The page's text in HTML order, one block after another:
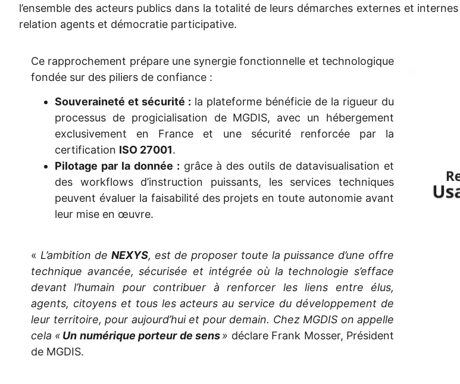
l’ensemble des acteurs publics dans la totalité de leurs démarches externes et
relation agents et démocratie participative.
Ce rapprochement prépare une synergie fonctionnelle et technologique
fondée sur des piliers de confiance :
Souveraineté et sécurité : la plateforme bénéficie de la rigueur du
processus de progicialisation de MGDIS, avec un hébergement
exclusivement en France et une sécurité renforcée par la
certification ISO 27001.
Pilotage par la donnée : grâce à des outils de datavisualisation et
des workflows d’instruction puissants, les services techniques
peuvent évaluer la faisabilité des projets en toute autonomie avant
leur mise en œuvre.
« L’ambition de NEXYS, est de proposer toute la puissance d’une offre
technique avancée, sécurisée et intégrée où la technologie s’efface
devant l’humain pour contribuer à renforcer les liens entre élus,
agents, citoyens et tous les acteurs au service du développement de
leur territoire, pour aujourd’hui et pour demain. Chez MGDIS on appelle
cela « Un numérique porteur de sens» déclare Frank Mosser, Président
de MGDIS.